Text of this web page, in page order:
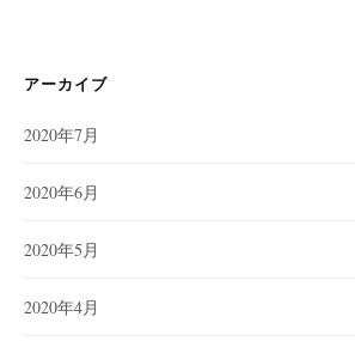
アーカイブ
2020年7月
2020年6月
2020年5月
2020年4月